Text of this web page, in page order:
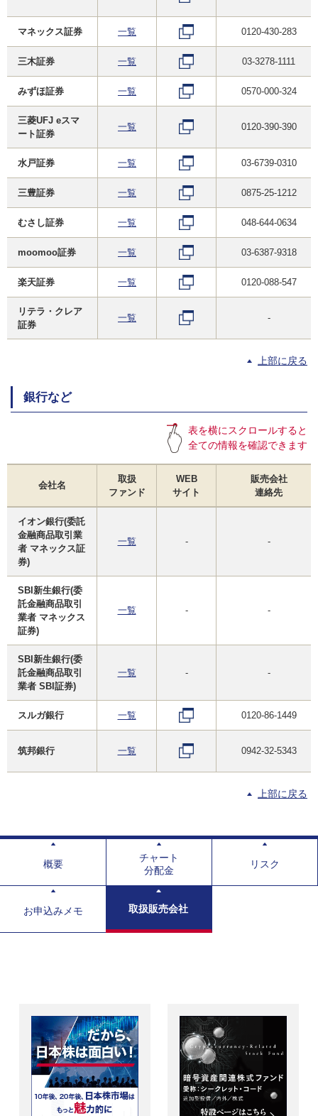
マネックス証券 一覧 0120-430-283
三木証券 一覧 03-3278-1111
みずほ証券 一覧 0570-000-324
三菱UFJ eスマ
ート証券
一覧 0120-390-390
水戸証券 一覧 03-6739-0310
三豊証券 一覧 0875-25-1212
むさし証券 一覧 048-644-0634
moomoo証券 一覧 03-6387-9318
楽天証券 一覧 0120-088-547
リテラ・クレア
証券
一覧 -
上部に戻る
銀行など
表を横にスクロールすると
全ての情報を確認できます
会社名
取扱
ファンド
WEB
サイト
販売会社
連絡先
イオン銀行(委託
金融商品取引業
者 マネックス証
券)
一覧 - -
SBI新生銀行(委
託金融商品取引
業者 マネックス
証券)
一覧 - -
SBI新生銀行(委
託金融商品取引
業者 SBI証券)
一覧 - -
スルガ銀行 一覧 0120-86-1449
筑邦銀行 一覧 0942-32-5343
上部に戻る
概要
チャート
分配金
リスク
お申込みメモ 取扱販売会社